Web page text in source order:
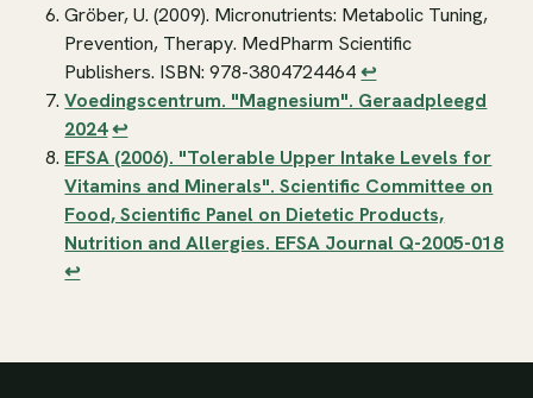
Gröber, U. (2009). Micronutrients: Metabolic Tuning,
Prevention, Therapy. MedPharm Scientific
Publishers. ISBN: 978-3804724464↩
Voedingscentrum. "Magnesium". Geraadpleegd
2024↩
EFSA (2006). "Tolerable Upper Intake Levels for
Vitamins and Minerals". Scientific Committee on
Food, Scientific Panel on Dietetic Products,
Nutrition and Allergies. EFSA Journal Q-2005-018
↩